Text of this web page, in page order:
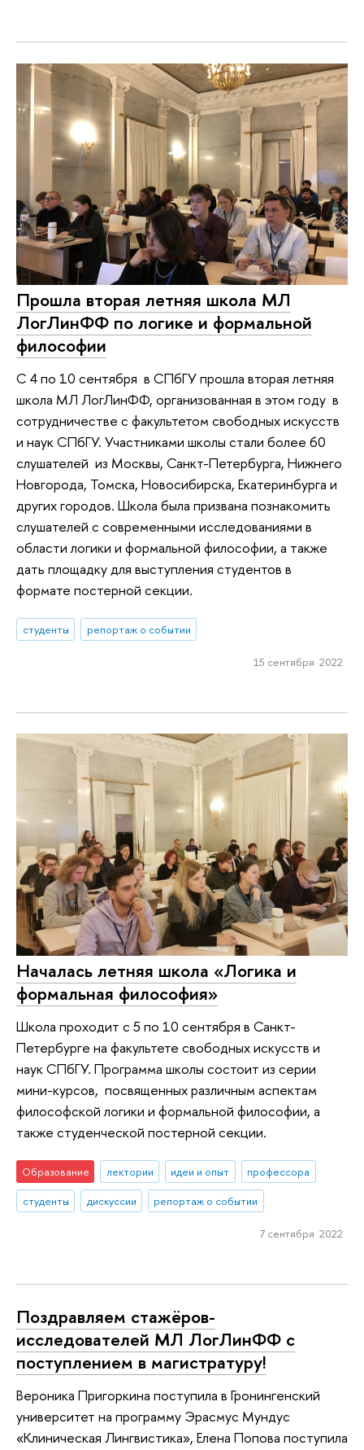
Прошла вторая летняя школа МЛ
ЛогЛинФФ по логике и формальной
философии
C 4 по 10 сентября в СПбГУ прошла вторая летняя
школа МЛ ЛогЛинФФ, организованная в этом году в
сотрудничестве с факультетом свободных искусств
и наук СПбГУ. Участниками школы стали более 60
слушателей из Москвы, Санкт-Петербурга, Нижнего
Новгорода, Томска, Новосибирска, Екатеринбурга и
других городов. Школа была призвана познакомить
слушателей с современными исследованиями в
области логики и формальной философии, а также
дать площадку для выступления студентов в
формате постерной секции.
студенты репортаж о событии
15 сентября 2022
Началась летняя школа «Логика и
формальная философия»
Школа проходит с 5 по 10 сентября в Санкт-
Петербурге на факультете свободных искусств и
наук СПбГУ. Программа школы состоит из серии
мини-курсов, посвященных различным аспектам
философской логики и формальной философии, а
также студенческой постерной секции.
Образование лектории идеи и опыт
профессора
студенты
дискуссии репортаж о событии
7 сентября 2022
Поздравляем стажёров-
исследователей МЛ ЛогЛинФФ с
поступлением в магистратуру!
Вероника Пригоркина поступила в Гронингенский
университет на программу Эрасмус Мундус
«Клиническая Лингвистика», Елена Попова поступила